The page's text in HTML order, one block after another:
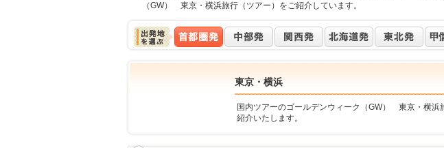
（GW） 東京・横浜旅行（ツアー）をご紹介しています。
東京・横浜
国内ツアーのゴールデンウィーク（GW） 東京・横浜
紹介いたします。